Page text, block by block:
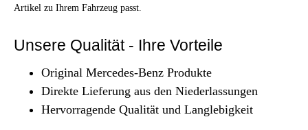
Artikel zu Ihrem Fahrzeug passt.
Unsere Qualität - Ihre Vorteile
Original Mercedes-Benz Produkte
Direkte Lieferung aus den Niederlassungen
Hervorragende Qualität und Langlebigkeit